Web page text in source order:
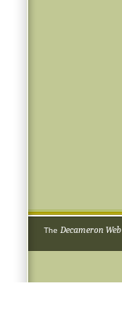
The Decameron Web